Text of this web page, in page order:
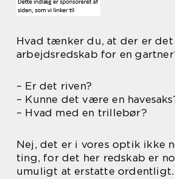
Hvad tænker du, at der er
arbejdsredskab for en
– Er det riven?
– Kunne det være en
– Hvad med en trillebør?
Nej, det er i vores optik ikke
ting, for det her redskab er
umuligt at erstatte ordentligt.